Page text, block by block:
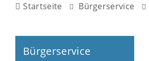
Startseite Bürgerservice
Bürgerservice